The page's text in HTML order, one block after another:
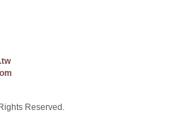
Reserved.